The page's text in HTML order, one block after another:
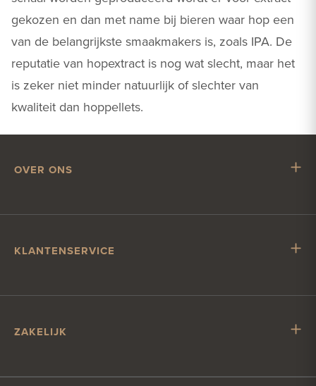
gekozen en dan met name bij bieren waar hop een
van de belangrijkste smaakmakers is, zoals IPA. De
reputatie van hopextract is nog wat slecht, maar het
is zeker niet minder natuurlijk of slechter van
kwaliteit dan hoppellets.
OVER ONS
Vacatures
KLANTENSERVICE
Account & betalen
Klantcontact?
ZAKELIJK